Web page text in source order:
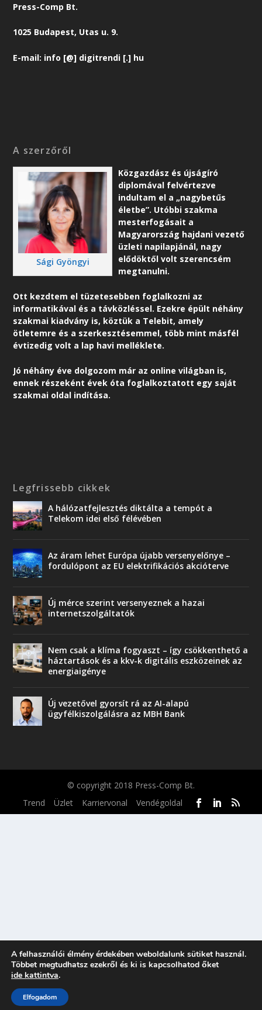
Press-Comp Bt.
1025 Budapest, Utas u. 9.
E-mail: info [@] digitrendi [.] hu
A szerzőről
Sági Gyöngyi
Közgazdász és újságíró
diplomával felvértezve
indultam el a „nagybetűs
életbe”. Utóbbi szakma
mesterfogásait a
Magyarország hajdani vezető
üzleti napilapjánál, nagy
elődöktől volt szerencsém
megtanulni.
Ott kezdtem el tüzetesebben foglalkozni az
informatikával és a távközléssel. Ezekre épült néhány
szakmai kiadvány is, köztük a Telebit, amely
ötletemre és a szerkesztésemmel, több mint másfél
évtizedig volt a lap havi melléklete.
Jó néhány éve dolgozom már az online világban is,
ennek részeként évek óta foglalkoztatott egy saját
szakmai oldal indítása.
Legfrissebb cikkek
A hálózatfejlesztés diktálta a tempót a
Telekom idei első félévében
Az áram lehet Európa újabb versenyelőnye –
fordulópont az EU elektrifikációs akcióterve
Új mérce szerint versenyeznek a hazai
internetszolgáltatók
Nem csak a klíma fogyaszt – így csökkenthető a
háztartások és a kkv-k digitális eszközeinek az
energiaigénye
Új vezetővel gyorsít rá az AI-alapú
ügyfélkiszolgálásra az MBH Bank
© copyright 2018 Press-Comp Bt.
Trend
Üzlet Karriervonal Vendégoldal
A felhasználói élmény érdekében weboldalunk sütiket használ.
Többet megtudhatsz ezekről és ki is kapcsolhatod őket
ide kattintva.
Elfogadom